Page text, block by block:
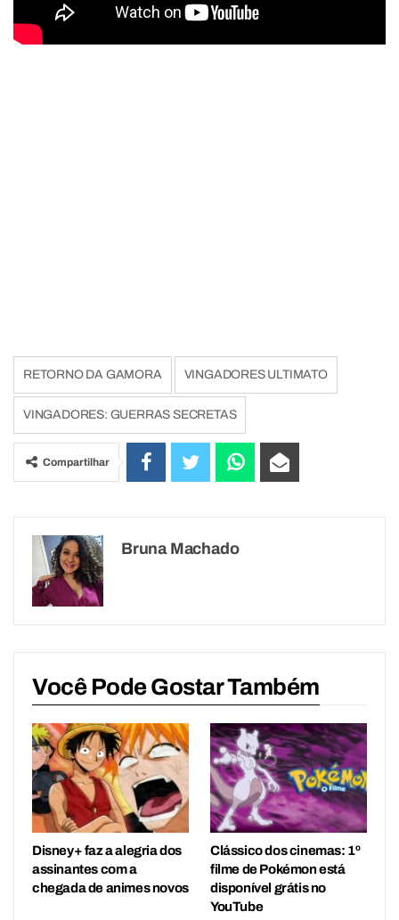
RETORNO DA GAMORA VINGADORES ULTIMATO
VINGADORES: GUERRAS SECRETAS
Compartilhar
Bruna Machado
Você Pode Gostar Também
Disney+ faz a alegria dos
assinantes com a
chegada de animes novos
Clássico dos cinemas: 1º
filme de Pokémon está
disponível grátis no
YouTube